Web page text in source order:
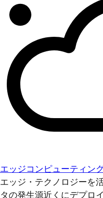
エッジコンピューティン
エッジ・テクノロジーを
タの発生源近くにデプロ